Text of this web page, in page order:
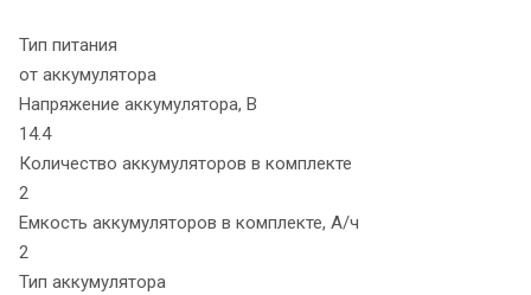
Тип питания
от аккумулятора
Напряжение аккумулятора, В
14.4
Количество аккумуляторов в комплекте
2
Емкость аккумуляторов в комплекте, А/ч
2
Тип аккумулятора